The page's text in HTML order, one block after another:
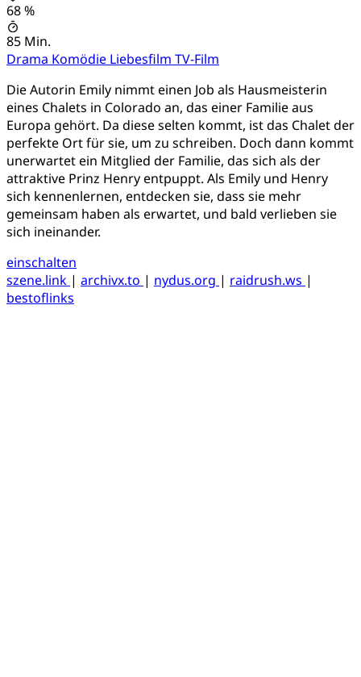
68 %
85 Min.
Drama Komödie Liebesfilm TV-Film
Die Autorin Emily nimmt einen Job als Hausmeisterin
eines Chalets in Colorado an, das einer Familie aus
Europa gehört. Da diese selten kommt, ist das Chalet der
perfekte Ort für sie, um zu schreiben. Doch dann kommt
unerwartet ein Mitglied der Familie, das sich als der
attraktive Prinz Henry entpuppt. Als Emily und Henry
sich kennenlernen, entdecken sie, dass sie mehr
gemeinsam haben als erwartet, und bald verlieben sie
sich ineinander.
einschalten
szene.link | archivx.to | nydus.org | raidrush.ws |
bestoflinks